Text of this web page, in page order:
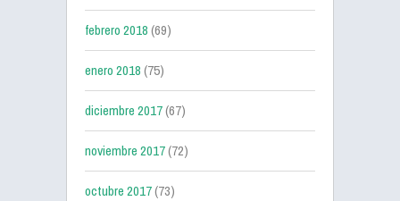
febrero 2018(69)
enero 2018(75)
diciembre 2017(67)
noviembre 2017(72)
octubre 2017(73)